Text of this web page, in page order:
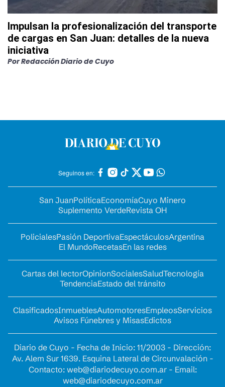
Impulsan la profesionalización del transporte
de cargas en San Juan: detalles de la nueva
iniciativa
PorRedacción Diario de Cuyo
Seguinos en:
San JuanPolíticaEconomíaCuyo Minero
Suplemento VerdeRevista OH
PolicialesPasión DeportivaEspectáculosArgentina
El MundoRecetasEn las redes
Cartas del lectorOpinionSocialesSaludTecnología
TendenciaEstado del tránsito
ClasificadosInmueblesAutomotoresEmpleosServicios
Avisos Fúnebres y MisasEdictos
Diario de Cuyo - Fecha de Inicio: 11/2003 - Dirección:
Av. Alem Sur 1639. Esquina Lateral de Circunvalación -
Contacto: web@diariodecuyo.com.ar- Email:
web@diariodecuyo.com.ar